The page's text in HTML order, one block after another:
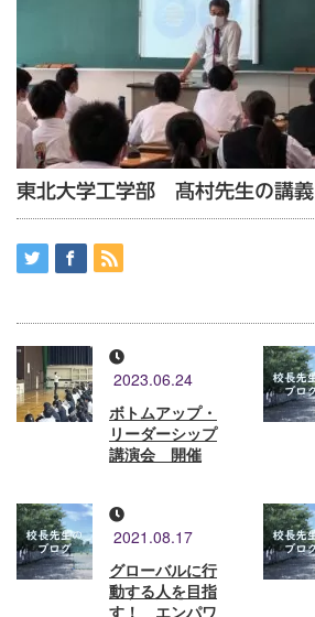
東北大学工学部 髙村先生の講義
2023.06.24
ボトムアップ・
リーダーシップ
講演会 開催
2021.08.17
グローバルに行
動する人を目指
す！ エンパワ